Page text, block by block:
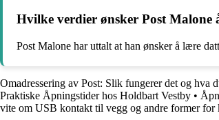
Hvilke verdier ønsker Post Malone
Post Malone har uttalt at han ønsker å lære
Omadressering av Post: Slik fungerer det og hva
Praktiske Åpningstider hos Holdbart Vestby •
vite om USB kontakt til vegg og andre former for